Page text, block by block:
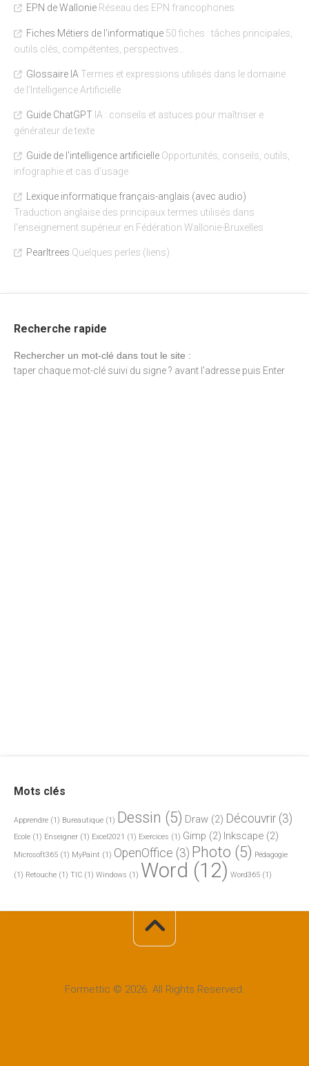
EPN de Wallonie Réseau des EPN francophones
Fiches Métiers de l'informatique 50 fiches : tâches principales,
outils clés, compétentes, perspectives…
Glossaire IA Termes et expressions utilisés dans le domaine
de l’Intelligence Artificielle
Guide ChatGPT IA : conseils et astuces pour maîtriser e
générateur de texte
Guide de l'intelligence artificielle Opportunités, conseils, outils,
infographie et cas d’usage
Lexique informatique français-anglais (avec audio)
Traduction anglaise des principaux termes utilisés dans
l’enseignement supérieur en Fédération Wallonie-Bruxelles
Pearltrees Quelques perles (liens)
Recherche rapide
Rechercher un mot-clé dans tout le site :
taper chaque mot-clé suivi du signe ? avant l'adresse puis Enter
Mots clés
Apprendre (1) Bureautique (1) Dessin (5) Draw (2) Découvrir(3)
Ecole (1) Enseigner (1) Excel2021 (1) Exercices (1) Gimp (2) Inkscape (2)
Microsoft365 (1) MyPaint (1) OpenOffice (3) Photo (5) Pédagogie
(1) Retouche (1) TIC (1) Windows (1) Word (12) Word365 (1)
Formettic © 2026. All Rights Reserved.